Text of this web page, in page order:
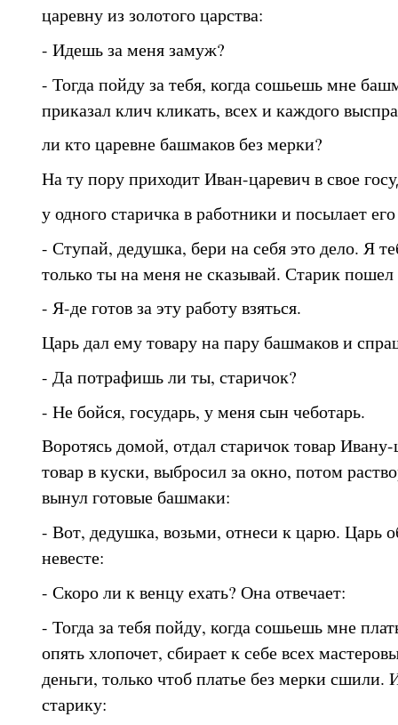
царевну из золотого царства:
- Идешь за меня замуж?
- Тогда пойду за тебя, когда сошьешь мне
приказал клич кликать, всех и каждого
ли кто царевне башмаков без мерки?
На ту пору приходит Иван-царевич в свое
у одного старичка в работники и посылает
- Ступай, дедушка, бери на себя это дело. Я
только ты на меня не сказывай. Старик
- Я-де готов за эту работу взяться.
Царь дал ему товару на пару башмаков и
- Да потрафишь ли ты, старичок?
- Не бойся, государь, у меня сын чеботарь.
Воротясь домой, отдал старичок товар Ивану-
товар в куски, выбросил за окно, потом
вынул готовые башмаки:
- Вот, дедушка, возьми, отнеси к царю. Царь
невесте:
- Скоро ли к венцу ехать? Она отвечает:
- Тогда за тебя пойду, когда сошьешь мне
опять хлопочет, сбирает к себе всех
деньги, только чтоб платье без мерки сшили.
старику: